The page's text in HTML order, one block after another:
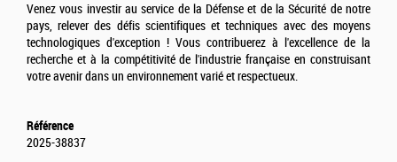
Venez vous investir au service de la Défense et de la Sécurité de notre
pays, relever des défis scientifiques et techniques avec des moyens
technologiques d'exception ! Vous contribuerez à l'excellence de la
recherche et à la compétitivité de l'industrie française en construisant
votre avenir dans un environnement varié et respectueux.
Référence
2025-38837